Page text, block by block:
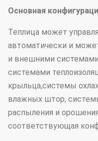
Основная
Теплица может
автоматически и
и внешними
системами
крыльца,системы
влажных штор,
распыления и
соответствующая